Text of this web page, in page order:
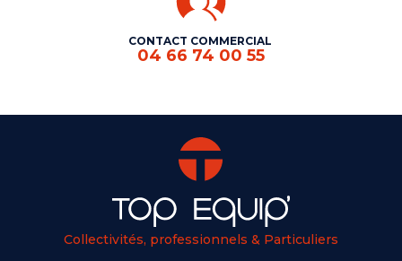
CONTACT COMMERCIAL
04 66 74 00 55
Collectivités, professionnels & Particuliers